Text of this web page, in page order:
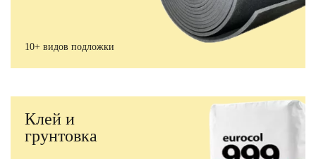
10+ видов подложки
Клей и
грунтовка